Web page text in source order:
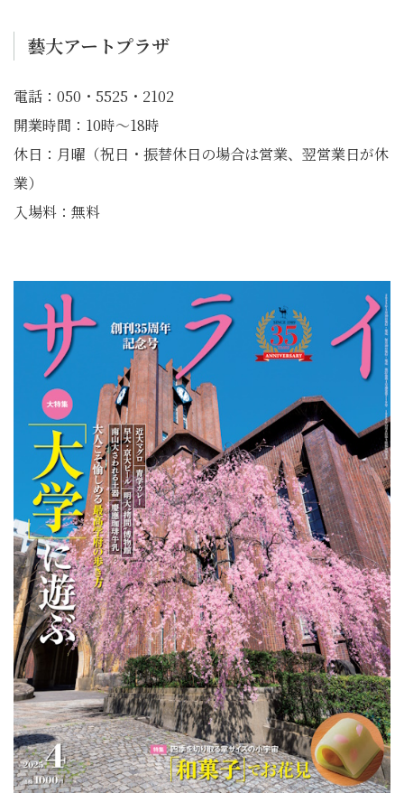
藝大アートプラザ
電話：050・5525・2102
開業時間：10時～18時
休日：月曜（祝日・振替休日の場合は営業、翌営業日が休
業）
入場料：無料